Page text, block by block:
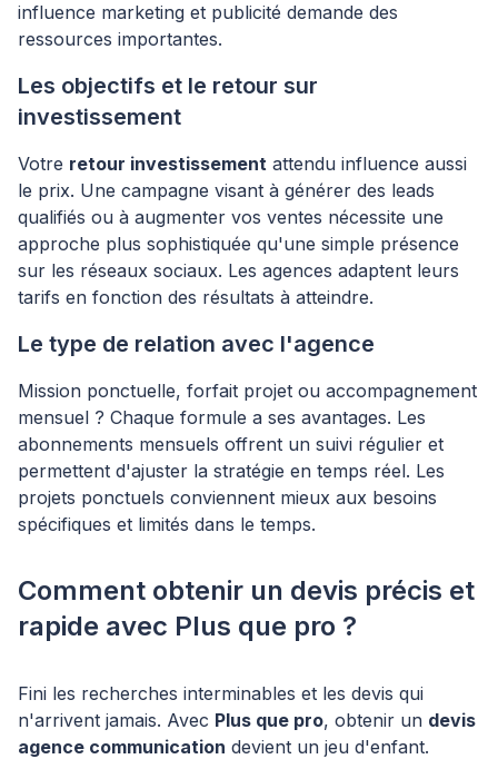
influence marketing et publicité demande des
ressources importantes.
Les objectifs et le retour sur
investissement
Votre retour investissement attendu influence aussi
le prix. Une campagne visant à générer des leads
qualifiés ou à augmenter vos ventes nécessite une
approche plus sophistiquée qu'une simple présence
sur les réseaux sociaux. Les agences adaptent leurs
tarifs en fonction des résultats à atteindre.
Le type de relation avec l'agence
Mission ponctuelle, forfait projet ou accompagnement
mensuel ? Chaque formule a ses avantages. Les
abonnements mensuels offrent un suivi régulier et
permettent d'ajuster la stratégie en temps réel. Les
projets ponctuels conviennent mieux aux besoins
spécifiques et limités dans le temps.
Comment obtenir un devis précis et
rapide avec Plus que pro ?
Fini les recherches interminables et les devis qui
n'arrivent jamais. Avec Plus que pro, obtenir un devis
agence communication devient un jeu d'enfant.